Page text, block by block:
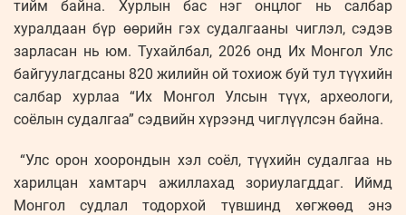
тийм байна. Хурлын бас нэг онцлог нь салбар
хуралдаан бүр өөрийн гэх судалгааны чиглэл, сэдэв
зарласан нь юм. Тухайлбал, 2026 онд Их Монгол Улс
байгуулагдсаны 820 жилийн ой тохиож буй тул түүхийн
салбар хурлаа “Их Монгол Улсын түүх, археологи,
соёлын судалгаа” сэдвийн хүрээнд чиглүүлсэн байна.
“Улс орон хоорондын хэл соёл, түүхийн судалгаа нь
харилцан хамтарч ажиллахад зориулагддаг. Иймд
Монгол судлал тодорхой түвшинд хөгжөөд энэ